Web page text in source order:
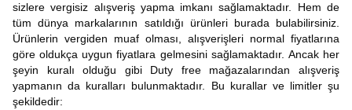
sizlere vergisiz alışveriş yapma imkanı sağlamaktadır. Hem de
tüm dünya markalarının satıldığı ürünleri burada bulabilirsiniz.
Ürünlerin vergiden muaf olması, alışverişleri normal fiyatlarına
göre oldukça uygun fiyatlara gelmesini sağlamaktadır. Ancak her
şeyin kuralı olduğu gibi Duty free mağazalarından alışveriş
yapmanın da kuralları bulunmaktadır. Bu kurallar ve limitler şu
şekildedir: